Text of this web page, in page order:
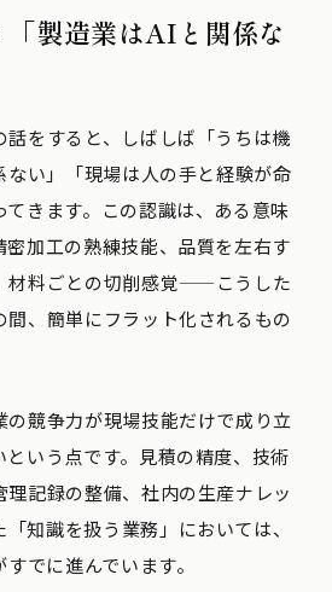
「製造業はAIと関係な
をすると、しばしば「うちは機
ない」「現場は人の手と経験が命
きます。この認識は、ある意味
密加工の熟練技能、品質を左右す
材料ごとの切削感覚——こうした
、簡単にフラット化されるもの
の競争力が現場技能だけで成り立
という点です。見積の精度、技術
記録の整備、社内の生産ナレッ
知識を扱う業務」においては、
でに進んでいます。